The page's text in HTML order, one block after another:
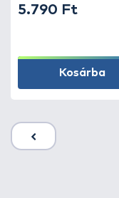
5.790 Ft
Kosárba